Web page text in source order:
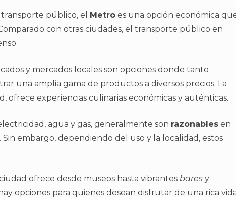
público, el Metro es una opción económica
con otras ciudades, el transporte público en
y mercados locales son opciones donde tanto
una amplia gama de productos a diversos precios. La
ofrece experiencias culinarias económicas y auténticas.
agua y gas, generalmente son razonables en
embargo, dependiendo del uso y la localidad, estos
ofrece desde museos hasta vibrantes bares y
opciones para quienes desean disfrutar de una rica